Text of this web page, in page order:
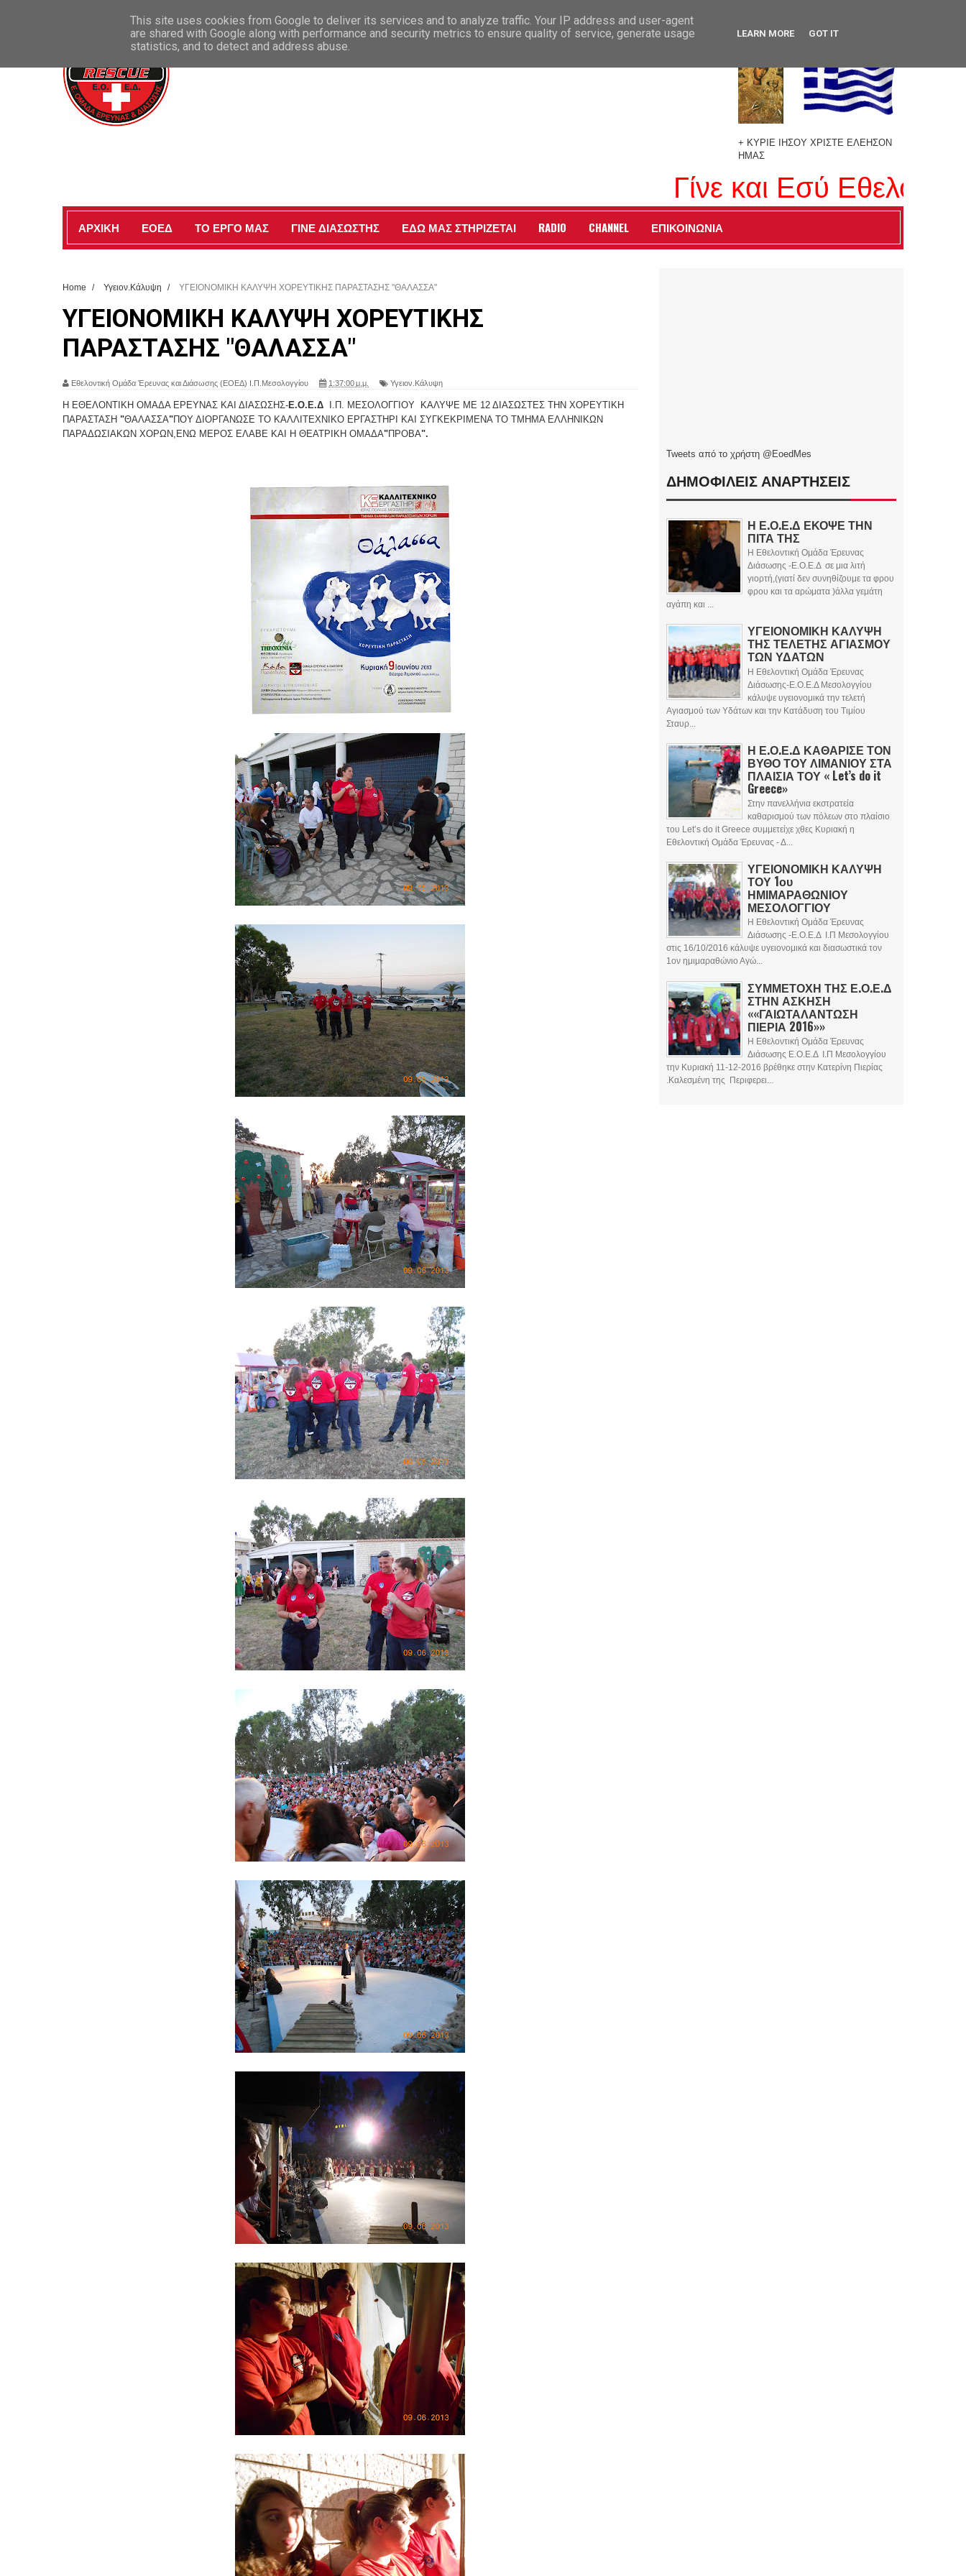
ΚΑΛΩΣ ΗΡΘΑΤΕ ΣΤΗΝ ΕΠΙΣΗΜΗ ΣΕΛΙΔΑ ΜΑΣ
+ ΚΥΡΙΕ ΙΗΣΟΥ ΧΡΙΣΤΕ ΕΛΕΗΣΟΝ
ΗΜΑΣ
Γίνε και Εσύ Εθελοντής
ΑΡΧΙΚΗ ΕΟΕΔ ΤΟ ΕΡΓΟ ΜΑΣ ΓΙΝΕ ΔΙΑΣΩΣΤΗΣ ΕΔΩ ΜΑΣ ΣΤΗΡΙΖΕΤΑΙ RADIO CHANNEL ΕΠΙΚΟΙΝΩΝΙΑ
Home / Υγειον.Κάλυψη / ΥΓΕΙΟΝΟΜΙΚΗ ΚΑΛΥΨΗ ΧΟΡΕΥΤΙΚΗΣ ΠΑΡΑΣΤΑΣΗΣ "ΘΑΛΑΣΣΑ"
ΥΓΕΙΟΝΟΜΙΚΗ ΚΑΛΥΨΗ ΧΟΡΕΥΤΙΚΗΣ
ΠΑΡΑΣΤΑΣΗΣ "ΘΑΛΑΣΣΑ"
Εθελοντική Ομάδα Έρευνας και Διάσωσης (ΕΟΕΔ) Ι.Π.Μεσολογγίου 1:37:00 μ.μ. Υγειον.Κάλυψη
Η ΕΘΕΛΟΝΤΙΚΗ ΟΜΑΔΑ ΕΡΕΥΝΑΣ ΚΑΙ ΔΙΑΣΩΣΗΣ-Ε.Ο.Ε.Δ
Ι.Π. ΜΕΣΟΛΟΓΓΙΟΥ ΚΑΛΥΨΕ ΜΕ 12 ΔΙΑΣΩΣΤΕΣ ΤΗΝ ΧΟΡΕΥΤΙΚΗ
ΠΑΡΑΣΤΑΣΗ "ΘΑΛΑΣΣΑ"ΠΟΥ ΔΙΟΡΓΑΝΩΣΕ ΤΟ ΚΑΛΛΙΤΕΧΝΙΚΟ ΕΡΓΑΣΤΗΡΙ ΚΑΙ ΣΥΓΚΕΚΡΙΜΕΝΑ ΤΟ ΤΜΗΜΑ ΕΛΛΗΝΙΚΩΝ
ΠΑΡΑΔΩΣΙΑΚΩΝ ΧΟΡΩΝ,ΕΝΩ ΜΕΡΟΣ ΕΛΑΒΕ ΚΑΙ Η ΘΕΑΤΡΙΚΗ ΟΜΑΔΑ"ΠΡΟΒΑ".
Tweets από το χρήστη @EoedMes
ΔΗΜΟΦΙΛΕΙΣ ΑΝΑΡΤΗΣΕΙΣ
Η Ε.Ο.Ε.Δ ΕΚΟΨΕ ΤΗΝ
ΠΙΤΑ ΤΗΣ
Η Εθελοντική Ομάδα Έρευνας
Διάσωσης -Ε.Ο.Ε.Δ σε μια λιτή
γιορτή,(γιατί δεν συνηθίζουμε τα φρου
φρου και τα αρώματα )άλλα γεμάτη
αγάπη και ...
ΥΓΕΙΟΝΟΜΙΚΗ ΚΑΛΥΨΗ
ΤΗΣ ΤΕΛΕΤΗΣ ΑΓΙΑΣΜΟΥ
ΤΩΝ ΥΔΑΤΩΝ
Η Εθελοντική Ομάδα Έρευνας
Διάσωσης-Ε.Ο.Ε.Δ Μεσολογγίου
κάλυψε υγειονομικά την τελετή
Αγιασμού των Υδάτων και την Κατάδυση του Τιμίου
Σταυρ...
Η Ε.Ο.Ε.Δ ΚΑΘΑΡΙΣΕ ΤΟΝ
ΒΥΘΟ ΤΟΥ ΛΙΜΑΝΙΟΥ ΣΤΑ
ΠΛΑΙΣΙΑ ΤΟΥ « Let’s do it
Greece»
Στην πανελλήνια εκστρατεία
καθαρισμού των πόλεων στο πλαίσιο
του Let’s do it Greece συμμετείχε χθες Κυριακή η
Εθελοντική Ομάδα Έρευνας - Δ...
ΥΓΕΙΟΝΟΜΙΚΗ ΚΑΛΥΨΗ
ΤΟΥ 1ου
ΗΜΙΜΑΡΑΘΩΝΙΟΥ
ΜΕΣΟΛΟΓΓΙΟΥ
Η Εθελοντική Ομάδα Έρευνας
Διάσωσης -Ε.Ο.Ε.Δ Ι.Π Μεσολογγίου
στις 16/10/2016 κάλυψε υγειονομικά και διασωστικά τον
1ον ημιμαραθώνιο Αγώ...
ΣΥΜΜΕΤΟΧΗ ΤΗΣ Ε.Ο.Ε.Δ
ΣΤΗΝ ΑΣΚΗΣΗ
««ΓΑΙΩΤΑΛΑΝΤΩΣΗ
ΠΙΕΡΙΑ 2016»»
Η Εθελοντική Ομάδα Έρευνας
Διάσωσης Ε.Ο.Ε.Δ Ι.Π Μεσολογγίου
την Κυριακή 11-12-2016 βρέθηκε στην Κατερίνη Πιερίας
.Καλεσμένη της Περιφερει...
This site uses cookies from Google to deliver its services and to analyze traffic. Your IP address and user-agent
are shared with Google along with performance and security metrics to ensure quality of service, generate usage
statistics, and to detect and address abuse.
LEARN MORE GOT IT